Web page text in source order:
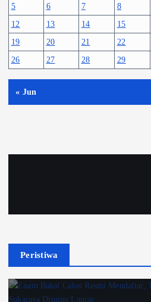
5
6 7 8
12
13 14 15
19
20 21 22
26
27 28 29
« Jun
Peristiwa